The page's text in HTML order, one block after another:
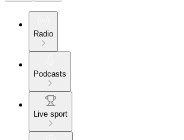
Radio
Podcasts
Live sport